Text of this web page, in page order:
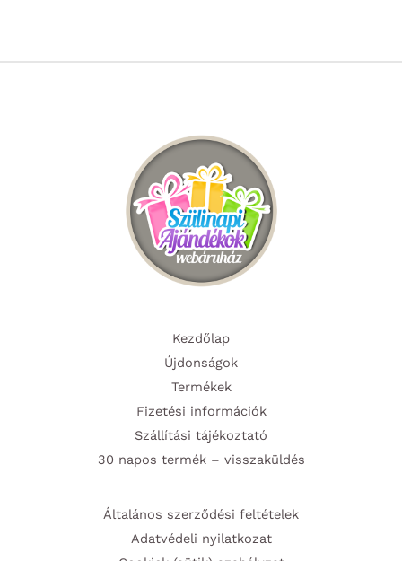
Kezdőlap
Újdonságok
Termékek
Fizetési információk
Szállítási tájékoztató
30 napos termék – visszaküldés
Általános szerződési feltételek
Adatvédeli nyilatkozat